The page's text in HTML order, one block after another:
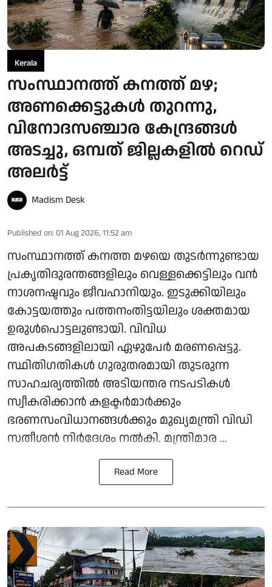
Kerala
സംസ്ഥാനത്ത് കനത്ത് മഴ;
അണക്കെട്ടുകള്‍ തുറന്നു,
വിനോദസഞ്ചാര കേന്ദ്രങ്ങള്‍
അടച്ചു, ഒമ്പത് ജില്ലകളില്‍ റെഡ്
അലര്‍ട്ട്
Madism Desk
Published on: 01 Aug 2026, 11:52 am
സംസ്ഥാനത്ത് കനത്ത മഴയെ തുടര്‍ന്നുണ്ടായ
പ്രകൃതിദുരന്തങ്ങളിലും വെള്ളക്കെട്ടിലും വന്‍
നാശനഷ്ടവും ജീവഹാനിയും. ഇടുക്കിയിലും
കോട്ടയത്തും പത്തനംതിട്ടയിലും ശക്തമായ
ഉരുള്‍പൊട്ടലുണ്ടായി. വിവിധ
അപകടങ്ങളിലായി ഏഴുപേര്‍ മരണപ്പെട്ടു.
സ്ഥിതിഗതികള്‍ ഗുരുതരമായി തുടരുന്ന
സാഹചര്യത്തില്‍ അടിയന്തര നടപടികള്‍
സ്വീകരിക്കാന്‍ കളക്ടര്‍മാര്‍ക്കും
ഭരണസംവിധാനങ്ങള്‍ക്കും മുഖ്യമന്ത്രി വിഡി
സതീശന്‍ നിര്‍ദേശം നല്‍കി. മന്ത്രിമാര ...
Read More